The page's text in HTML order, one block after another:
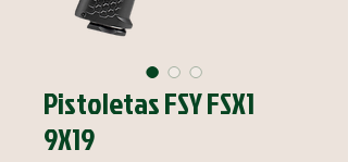
Pistoletas FSY FSX1
9X19